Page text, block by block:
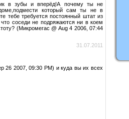
в зубы и вперёд!А почему ты не
который сам ты не в
тебе требуется постоянный штат из
соседи не подряжаются ни в коем
(Микромегас @ Aug 4 2006, 07:44
31.07.2011
26 2007, 09:30 PM) и куда вы их всех